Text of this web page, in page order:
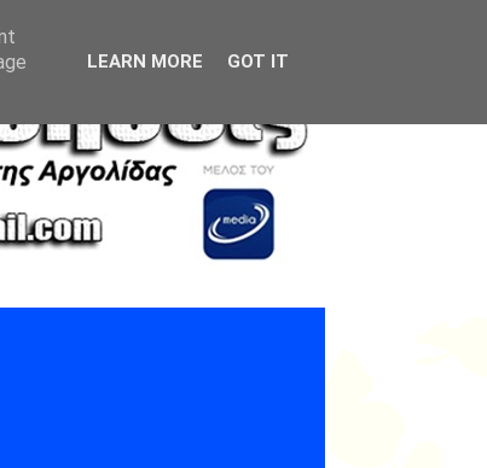
LEARN MORE GOT IT